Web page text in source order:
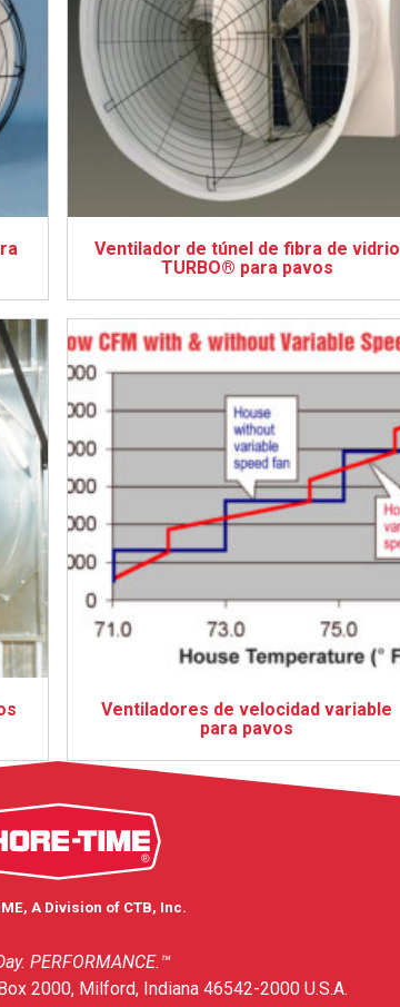
Ventilador de túnel de fibra de vidrio
TURBO® para pavos
Ventiladores de velocidad variable
para pavos
A Division of CTB, Inc.
PERFORMANCE.™
2000, Milford, Indiana 46542-2000 U.S.A.